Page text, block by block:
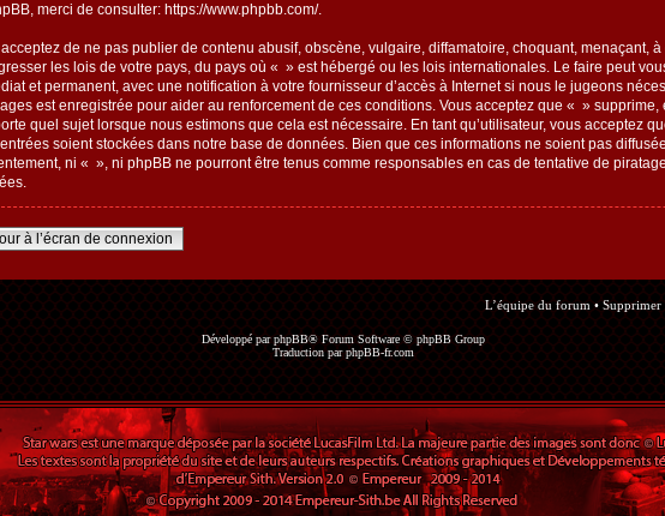
merci de consulter: https://www.phpbb.com/.
de ne pas publier de contenu abusif, obscène, vulgaire, diffamatoire, choquant, menaçant,
les lois de votre pays, du pays où « » est hébergé ou les lois internationales. Le faire peut
et permanent, avec une notification à votre fournisseur d’accès à Internet si nous le jugeons
est enregistrée pour aider au renforcement de ces conditions. Vous acceptez que « »
quel sujet lorsque nous estimons que cela est nécessaire. En tant qu’utilisateur, vous acceptez
soient stockées dans notre base de données. Bien que ces informations ne soient pas
ni « », ni phpBB ne pourront être tenus comme responsables en cas de tentative de
à l’écran de connexion
L’équipe du forum • Supprimer
Développé parphpBB® Forum Software © phpBB Group
Traduction parphpBB-fr.com